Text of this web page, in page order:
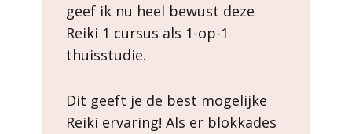
geef ik nu heel bewust deze
Reiki 1 cursus als 1-op-1
thuisstudie.
Dit geeft je de best mogelijke
Reiki ervaring! Als er blokkades